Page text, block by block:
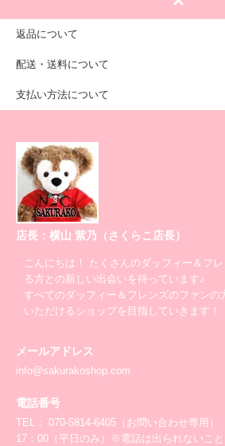
返品について
配送・送料について
支払い方法について
店長：横山 紫乃（さくらこ店長）
こんにちは！ たくさんのダッフィー＆フ
る方との新しい出会いを待っています♪
すべてのダッフィー＆フレンズのファンの
いただけるショップを目指していきます！
メールアドレス
info@sakurakoshop.com
電話番号
TEL： 070-5814-6405（お問い合わせ専用
17：00（平日のみ）※電話は出られないこ